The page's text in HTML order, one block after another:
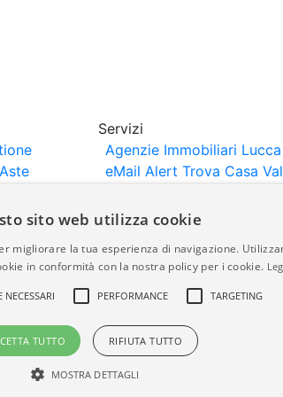
Servizi
Agenzie Immobiliari Lucca
eMail Alert Trova Casa
pubblicati da agenzie immobiliari e
della completezza, della
sito web utilizza cookie
migliorare la tua esperienza di navigazione.
in conformità con la nostra policy per i cookie.
NECESSARI PERFORMANCE TARGETING
TUTTO RIFIUTA TUTTO
MOSTRA DETTAGLI